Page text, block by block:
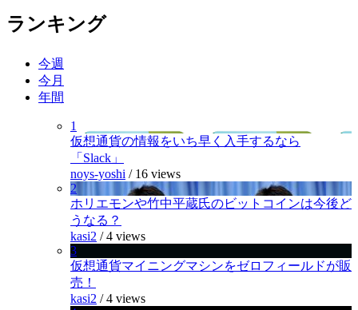
ランキング
今週
今月
年間
1
仮想通貨の情報をいち早く入手するなら
「Slack」
noys-yoshi / 16 views
2
ホリエモンや竹中平蔵氏のビットコインは今後ど
うなる？
kasi2 /4 views
3
仮想通貨マイニングマシンをゼロフィールドが販
売！
kasi2 /4 views